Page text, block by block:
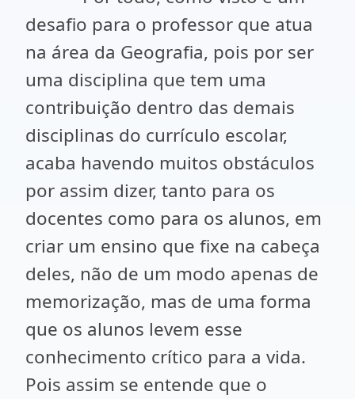
desafio para o professor que atua
na área da Geografia, pois por ser
uma disciplina que tem uma
contribuição dentro das demais
disciplinas do currículo escolar,
acaba havendo muitos obstáculos
por assim dizer, tanto para os
docentes como para os alunos, em
criar um ensino que fixe na cabeça
deles, não de um modo apenas de
memorização, mas de uma forma
que os alunos levem esse
conhecimento crítico para a vida.
Pois assim se entende que o